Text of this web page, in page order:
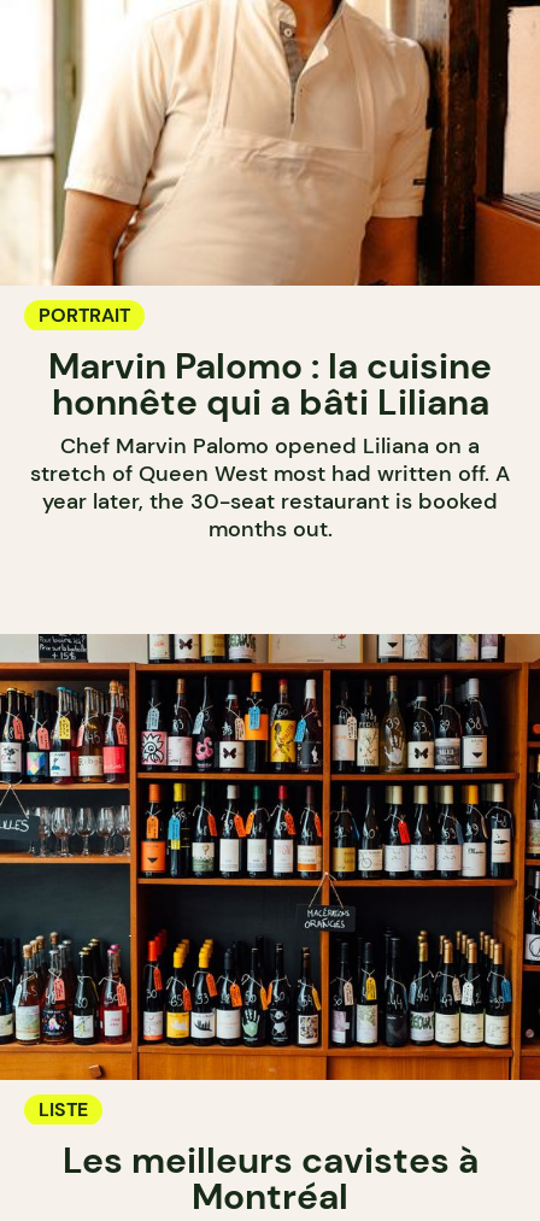
PORTRAIT
Marvin Palomo : la cuisine
honnête qui a bâti Liliana
Chef Marvin Palomo opened Liliana on a
stretch of Queen West most had written off. A
year later, the 30-seat restaurant is booked
months out.
LISTE
Les meilleurs cavistes à
Montréal